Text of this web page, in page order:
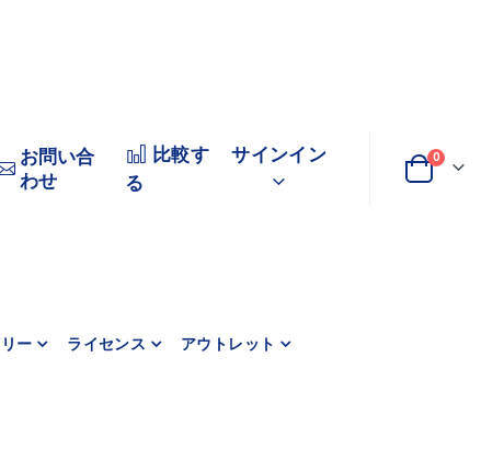
お問い合
わせ
比較す
る
サインイン
変
カート
0
ー ライセンス アウトレット